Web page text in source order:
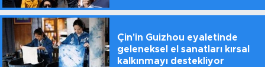
Çin'in Guizhou eyaletinde
geleneksel el sanatları kırsal
kalkınmayı destekliyor